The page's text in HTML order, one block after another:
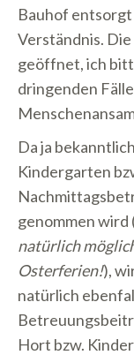
Bauhof
Verständnis.
geöffnet, ich
dringenden
Da ja
Kindergarten
genommen wird
natürlich
Osterferien!),
natürlich
Hort bzw.